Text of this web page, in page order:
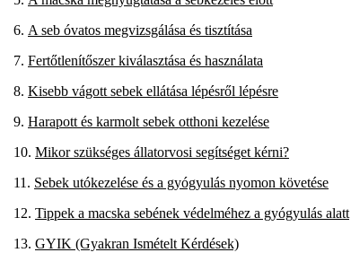
A seb óvatos megvizsgálása és tisztítása
Fertőtlenítőszer kiválasztása és használata
Kisebb vágott sebek ellátása lépésről lépésre
Harapott és karmolt sebek otthoni kezelése
Mikor szükséges állatorvosi segítséget kérni?
Sebek utókezelése és a gyógyulás nyomon követése
Tippek a macska sebének védelméhez a gyógyulás alatt
GYIK (Gyakran Ismételt Kérdések)